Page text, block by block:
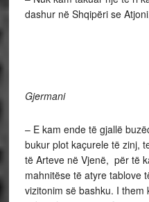
dashur në Shqipëri se
Albanalog
Gjermani
– E kam ende të gjallë
bukur plot kaçurele të zinj,
të Arteve në Vjenë, për të
mahnitëse të atyre tablove
vizitonim së bashku. I